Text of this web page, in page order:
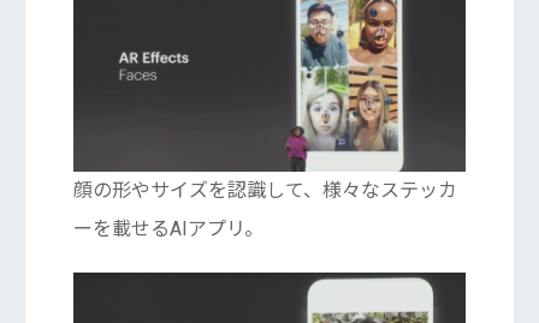
顔の形やサイズを認識して、様々なステッカ
ーを載せるAIアプリ。